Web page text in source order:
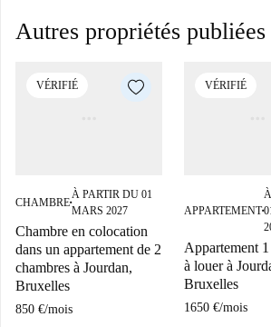
Autres propriétés
VÉRIFIÉ
CHAMBRE■
À PARTIR DU 01
MARS 2027
Chambre en colocation
dans un appartement de 2
chambres à Jourdan,
Bruxelles
850 €/mois
VÉRIFIÉ
APPARTEMENT■
Appartement
à louer à
Bruxelles
1650 €/mois